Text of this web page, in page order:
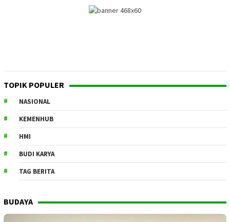
TOPIK POPULER
NASIONAL
KEMENHUB
HMI
BUDI KARYA
TAG BERITA
BUDAYA